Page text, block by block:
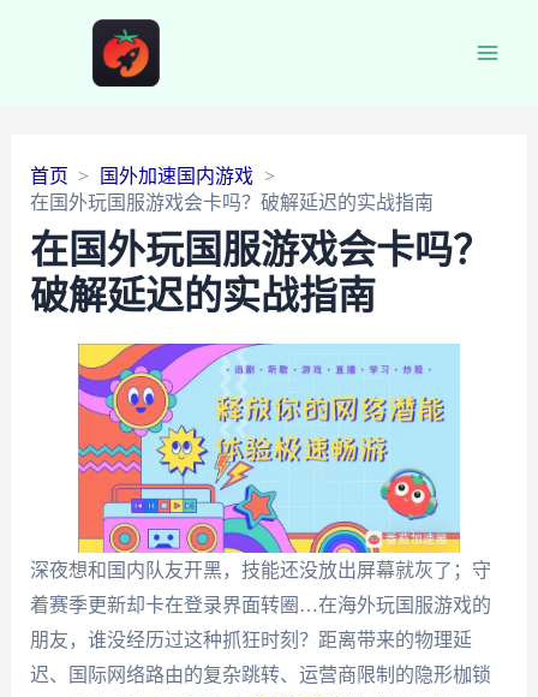
首页
国外加速国内游戏
在国外玩国服游戏会卡吗？破解延迟的实战指南
在国外玩国服游戏会卡吗？
破解延迟的实战指南
深夜想和国内队友开黑，技能还没放出屏幕就灰了；守
着赛季更新却卡在登录界面转圈…在海外玩国服游戏的
朋友，谁没经历过这种抓狂时刻？距离带来的物理延
迟、国际网络路由的复杂跳转、运营商限制的隐形枷锁